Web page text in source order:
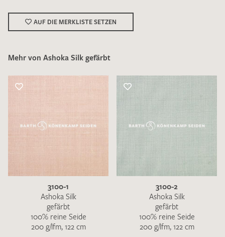
Ich bin damit einverstanden, dass meine angegebenen Daten
zur Beantwortung meiner Musteranfrage genutzt werden.
DieDatenschutzbestimmungenhabe ich zur Kenntnis
MUSTERANFRAGE SENDEN
AUF DIE MERKLISTE SETZEN
Mehr von Ashoka Silk gefärbt
3100-1
Ashoka Silk
gefärbt
100% reine Seide
200 g/lfm, 122 cm
3100-2
Ashoka Silk
gefärbt
100% reine Seide
200 g/lfm, 122 cm